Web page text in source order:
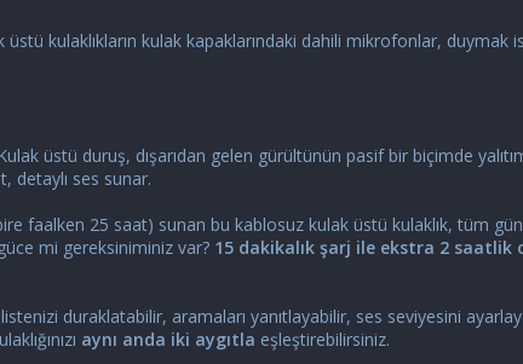
kulaklıkların kulak kapaklarındaki dahili mikrofonlar, duymak
üstü duruş, dışarıdan gelen gürültünün pasif bir biçimde
detaylı ses sunar.
faalken 25 saat) sunan bu kablosuz kulak üstü kulaklık, tüm gün
mi gereksiniminiz var? 15 dakikalık şarj ile ekstra 2 saatlik
duraklatabilir, aramaları yanıtlayabilir, ses seviyesini
aynı anda iki aygıtla eşleştirebilirsiniz.